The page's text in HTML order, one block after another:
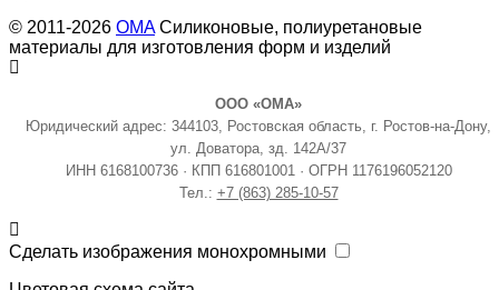
© 2011-2026 OMAСиликоновые, полиуретановые
материалы для изготовления форм и изделий
ООО «ОМА»
Юридический адрес: 344103, Ростовская область, г. Ростов-на-Дону,
ул. Доватора, зд. 142А/37
ИНН 6168100736 · КПП 616801001 · ОГРН 1176196052120
Тел.: +7 (863) 285-10-57
Сделать изображения монохромными